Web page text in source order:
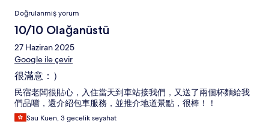
Yorumlar
Doğrulanmış yorum
10/10 Olağanüstü
27 Haziran 2025
Google ile çevir
很滿意：）
民宿老闆很貼心，入住當天到車站接我們，又送了兩個杯麵給我
們品嚐，還介紹包車服務，並推介地道景點，很棒！！
Sau Kuen, 3 gecelik seyahat